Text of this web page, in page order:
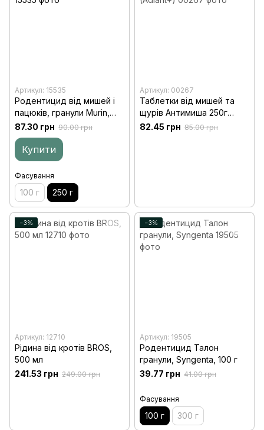
Артикул: 15535
Родентицид від мишей і
пацюків, гранули Murin,
250 г
87.30 грн 90.00 грн
Купити
Фасування
100 г 250 г
Артикул: 00267
Таблетки від мишей та
щурів Антимиша 250г
(Adiant+)
82.45 грн 85.00 грн
−3%
Артикул: 12710
Рідина від кротів BROS,
500 мл
241.53 грн 249.00 грн
−3%
Артикул: 19505
Родентицид Талон
гранули, Syngenta, 100 г
39.77 грн 41.00 грн
Фасування
100 г 300 г